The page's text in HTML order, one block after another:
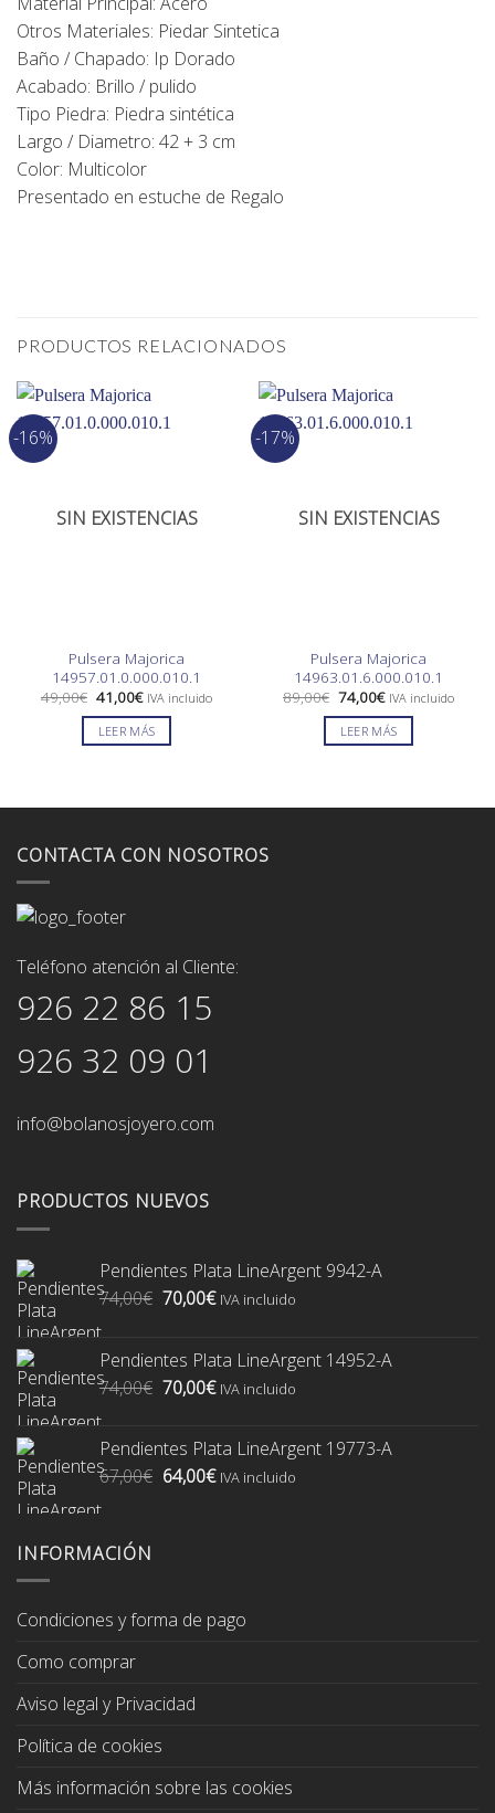
Otros Materiales: Piedar Sintetica
Baño / Chapado: Ip Dorado
Acabado: Brillo / pulido
Tipo Piedra: Piedra sintética
Largo / Diametro: 42 + 3 cm
Color: Multicolor
Presentado en estuche de Regalo
PRODUCTOS RELACIONADOS
-16%
SIN EXISTENCIAS
Pulsera Majorica
14957.01.0.000.010.1
49,00€ El
precio
original
era:
41,00€El
actual
es:
IVA incluido
LEER MÁS
-17%
SIN EXISTENCIAS
Pulsera Majorica
14963.01.6.000.010.1
89,00€ El
precio
original
era:
74,00€El
actual
es:
IVA incluido
LEER MÁS
CONTACTA CON NOSOTROS
Teléfono atención al Cliente:
926 22 86 15
926 32 09 01
info@bolanosjoyero.com
PRODUCTOS NUEVOS
Pendientes Plata LineArgent 9942-A
74,00€ El
era:
74,00€.
70,00€El
es:
70,00€.
IVA incluido
Pendientes Plata LineArgent 14952-A
74,00€ El
era:
74,00€.
70,00€El
es:
70,00€.
IVA incluido
Pendientes Plata LineArgent 19773-A
67,00€ El
64,00€ElIVA incluido
INFORMACIÓN
Condiciones y forma de pago
Como comprar
Aviso legal y Privacidad
Política de cookies
Más información sobre las cookies